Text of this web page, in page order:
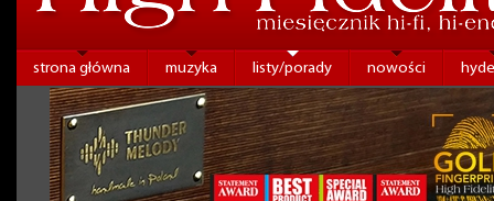
strona główna muzyka listy/porady nowości